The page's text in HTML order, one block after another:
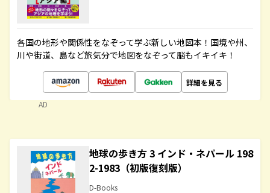
各国の地形や関係性をなぞって学ぶ新しい地図本！国境や州、
川や街道、島など旅気分で地図をなぞって脳もイキイキ！
詳細を見る
AD
地球の歩き方 3 インド・ネパール 198
2-1983（初版復刻版）
D-Books